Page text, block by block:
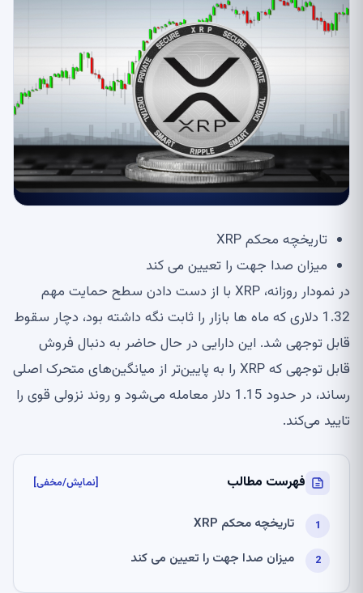
تاریخچه محکم XRP
میزان صدا جهت را تعیین می کند
در نمودار روزانه، XRP با از دست دادن سطح حمایت مهم
1.32 دلاری که ماه ها بازار را ثابت نگه داشته بود، دچار سقوط
قابل توجهی شد. این دارایی در حال حاضر به دنبال فروش
قابل توجهی که XRP را به پایین‌تر از میانگین‌های متحرک اصلی
رساند، در حدود 1.15 دلار معامله می‌شود و روند نزولی قوی را
تایید می‌کند.
فهرست مطالب [نمایش/مخفی]
تاریخچه محکم XRP
میزان صدا جهت را تعیین می کند